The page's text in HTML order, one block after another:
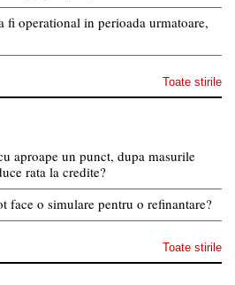
operational in perioada urmatoare,
Toate stirile
aproape un punct, dupa masurile
rata la credite?
face o simulare pentru o refinantare?
Toate stirile